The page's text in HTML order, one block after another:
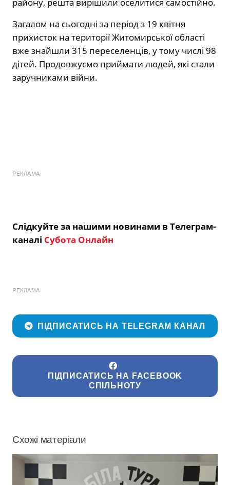
Загалом на сьогодні за період з 19 квітня
прихисток на території Житомирської області
вже знайшли 315 переселенців, у тому числі 98
дітей. Продовжуємо приймати людей, які стали
заручниками війни.
РЕКЛАМА
Слідкуйте за нашими новинами в Телеграм-
каналі Субота Онлайн
РЕКЛАМА
ПІДПИСАТИСЬ НА TELEGRAM КАНАЛ
ПІДПИСАТИСЬ НА FACEBOOK
СПІЛЬНОТУ
Схожі матеріали